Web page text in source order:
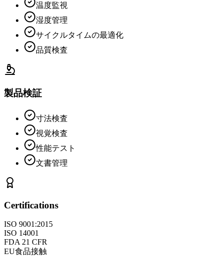
温度監視
湿度管理
サイクルタイムの最適化
品質検査
製品検証
寸法検査
視覚検査
性能テスト
文書管理
Certifications
ISO 9001:2015
ISO 14001
FDA 21 CFR
EU食品接触